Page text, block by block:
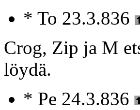
* To 23.3.836
Crog, Zip ja M
löydä.
* Pe 24.3.836